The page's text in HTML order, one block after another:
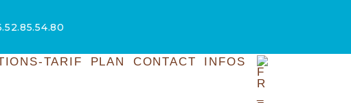
TARIF PLAN CONTACT INFOS